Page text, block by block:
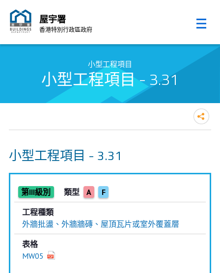
屋宇署
香港特別行政區政府
小型工程項目
小型工程項目 - 3.31
小型工程項目 - 3.31
第III級別 類型 A F
工程種類
外牆批盪、外牆牆磚、屋頂瓦片或室外覆蓋層
表格
MW05